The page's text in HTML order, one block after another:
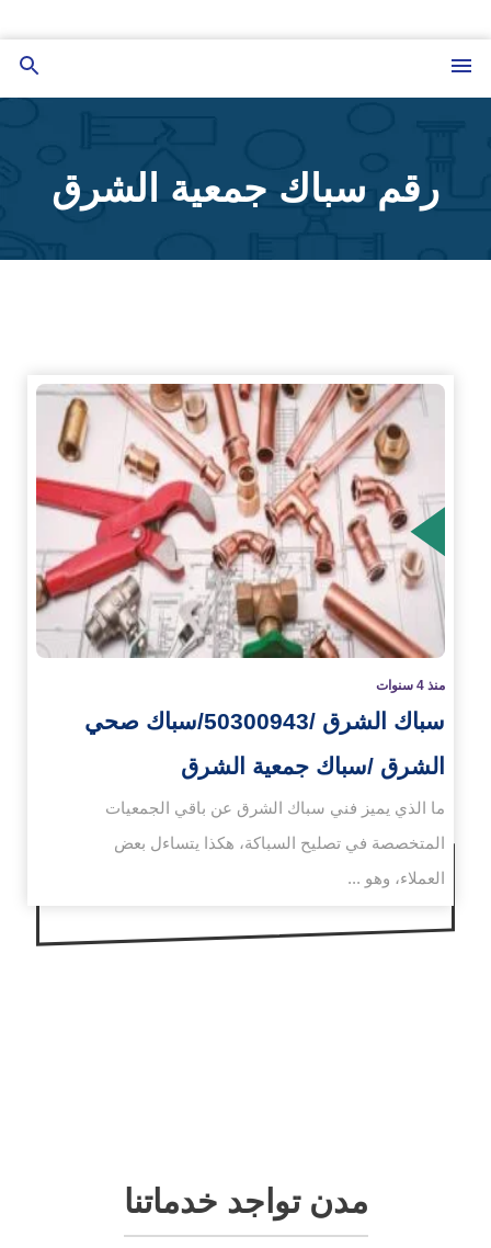
إلى
المحتوى
رقم سباك جمعية الشرق
منذ 4 سنوات
سباك الشرق /50300943/سباك صحي
الشرق /سباك جمعية الشرق
ما الذي يميز فني سباك الشرق عن باقي الجمعيات
المتخصصة في تصليح السباكة، هكذا يتساءل بعض
العملاء، وهو ...
مدن تواجد خدماتنا